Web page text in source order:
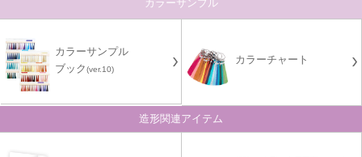
カラーサンプル
カラーサンプル
ブック(ver.10)
カラーチャート
造形関連アイテム